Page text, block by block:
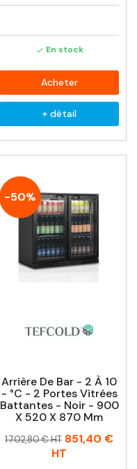
 En stock
Acheter
+ détail
-50%
Arrière De Bar - 2 À 10
- °C - 2 Portes Vitrées
Battantes - Noir - 900
X 520 X 870 Mm
Prix
Prix
1 702,80 € HT 851,40 €
HT